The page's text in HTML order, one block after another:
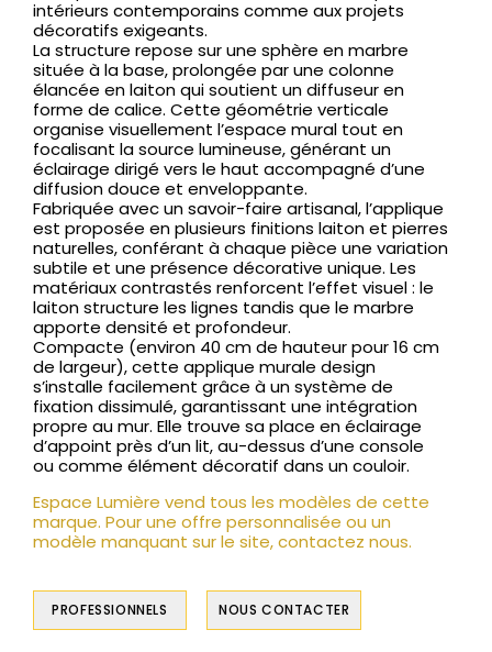
intérieurs contemporains comme aux projets
décoratifs exigeants.
La structure repose sur une sphère en marbre
située à la base, prolongée par une colonne
élancée en laiton qui soutient un diffuseur en
forme de calice. Cette géométrie verticale
organise visuellement l’espace mural tout en
focalisant la source lumineuse, générant un
éclairage dirigé vers le haut accompagné d’une
diffusion douce et enveloppante.
Fabriquée avec un savoir-faire artisanal, l’applique
est proposée en plusieurs finitions laiton et pierres
naturelles, conférant à chaque pièce une variation
subtile et une présence décorative unique. Les
matériaux contrastés renforcent l’effet visuel : le
laiton structure les lignes tandis que le marbre
apporte densité et profondeur.
Compacte (environ 40 cm de hauteur pour 16 cm
de largeur), cette applique murale design
s’installe facilement grâce à un système de
fixation dissimulé, garantissant une intégration
propre au mur. Elle trouve sa place en éclairage
d’appoint près d’un lit, au-dessus d’une console
ou comme élément décoratif dans un couloir.
Espace Lumière vend tous les modèles de cette
marque. Pour une offre personnalisée ou un
modèle manquant sur le site, contactez nous.
PROFESSIONNELS NOUS CONTACTER